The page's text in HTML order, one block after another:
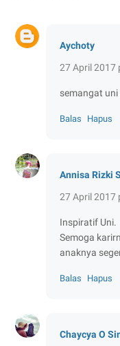
Aychoty
27 April 2017
semangat uni
Balas Hapus
Annisa Rizki
27 April 2017
Inspiratif Uni.
Semoga
anaknya
Balas Hapus
Chaycya O